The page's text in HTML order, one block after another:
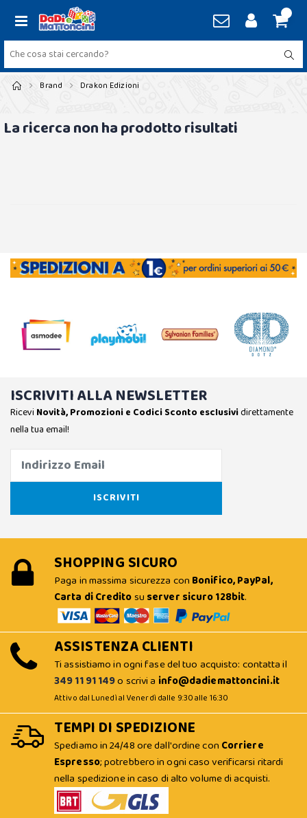
Brand Drakon Edizioni
La ricerca non ha prodotto risultati
ISCRIVITI ALLA NEWSLETTER
Ricevi Novità, Promozioni e Codici Sconto esclusividirettamente
nella tua email!
SHOPPING SICURO
Paga in massima sicurezza con Bonifico, PayPal,
Carta di Creditosu server sicuro 128bit.
ASSISTENZA CLIENTI
Ti assistiamo in ogni fase del tuo acquisto: contatta il
349 11 91 149o scrivi a info@dadiemattoncini.it
Attivo dal Lunedì al Venerdì dalle 9:30 alle 16:30
TEMPI DI SPEDIZIONE
Spediamo in 24/48 ore dall'ordine con Corriere
Espresso; potrebbero in ogni caso verificarsi ritardi
nella spedizione in caso di alto volume di acquisti.